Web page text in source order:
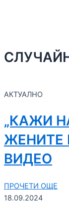
АКТУАЛНО
„КАЖИ
ЖЕНИТЕ
ВИДЕО
ПРОЧЕТИ ОЩЕ
18.09.2024